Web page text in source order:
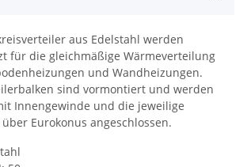
aus Edelstahl werden
für die gleichmäßige Wärmeverteilung
und Wandheizungen.
sind vormontiert und werden
Innengewinde und die jeweilige
Eurokonus angeschlossen.